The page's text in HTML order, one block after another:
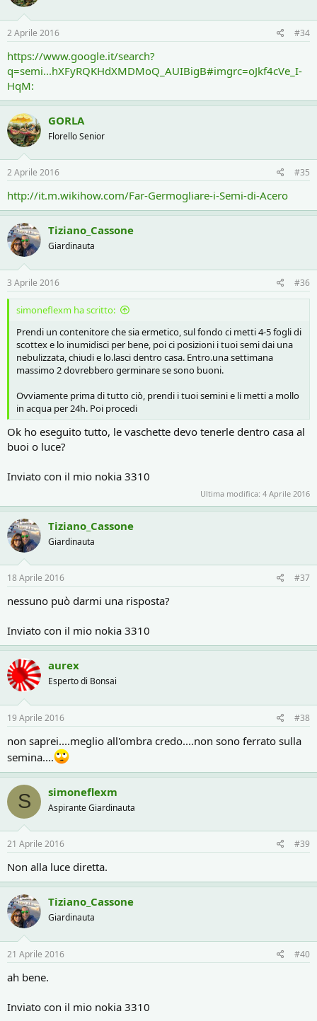
2 Aprile 2016 #34
https://www.google.it/search?
q=semi...hXFyRQKHdXMDMoQ_AUIBigB#imgrc=oJkf4cVe_I-
HqM:
GORLA
Florello Senior
2 Aprile 2016 #35
http://it.m.wikihow.com/Far-Germogliare-i-Semi-di-Acero
Tiziano_Cassone
Giardinauta
3 Aprile 2016 #36
simoneflexm ha scritto:
Prendi un contenitore che sia ermetico, sul fondo ci metti 4-5 fogli di
scottex e lo inumidisci per bene, poi ci posizioni i tuoi semi dai una
nebulizzata, chiudi e lo.lasci dentro casa. Entro.una settimana
massimo 2 dovrebbero germinare se sono buoni.
Ovviamente prima di tutto ciò, prendi i tuoi semini e li metti a mollo
in acqua per 24h. Poi procedi
Ok ho eseguito tutto, le vaschette devo tenerle dentro casa al
buoi o luce?
Inviato con il mio nokia 3310
Ultima modifica: 4 Aprile 2016
Tiziano_Cassone
Giardinauta
18 Aprile 2016 #37
nessuno può darmi una risposta?
Inviato con il mio nokia 3310
aurex
Esperto di Bonsai
19 Aprile 2016 #38
non saprei....meglio all'ombra credo....non sono ferrato sulla
semina....
S simoneflexm
Aspirante Giardinauta
21 Aprile 2016 #39
Non alla luce diretta.
Tiziano_Cassone
Giardinauta
21 Aprile 2016 #40
ah bene.
Inviato con il mio nokia 3310